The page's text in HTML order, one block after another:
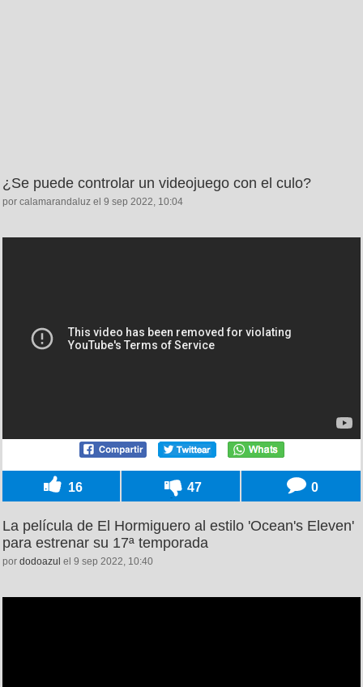
¿Se puede controlar un videojuego con el culo?
por calamarandaluz el 9 sep 2022, 10:04
16 47 0
La película de El Hormiguero al estilo 'Ocean's Eleven'
para estrenar su 17ª temporada
por dodoazul el 9 sep 2022, 10:40